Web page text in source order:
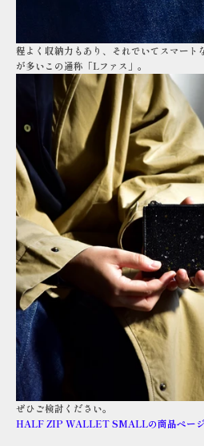
程よく収納力もあり、それでいてスマート
が多いこの通称「Lファス」。
ぜひご検討ください。
HALF ZIP WALLET SMALLの商品ページ